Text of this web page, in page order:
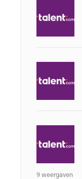
9 weergaven